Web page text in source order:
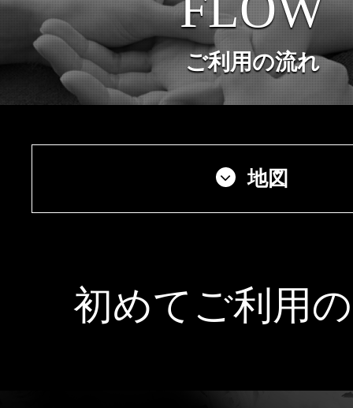
お店を探す
お店検索ページへ
鳥取 島根 岡山
山口 香川
セラピスト
セラピストを探す
即セラ
体験談
ご利用の流れ
地図
初めてご利用